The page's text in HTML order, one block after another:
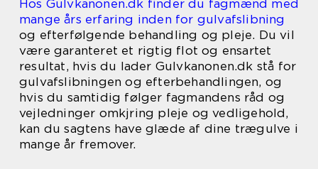
Hos Gulvkanonen.dk finder du fagmænd med
mange års erfaring inden for gulvafslibning
og efterfølgende behandling og pleje. Du vil
være garanteret et rigtig flot og ensartet
resultat, hvis du lader Gulvkanonen.dk stå for
gulvafslibningen og efterbehandlingen, og
hvis du samtidig følger fagmandens råd og
vejledninger omkjring pleje og vedligehold,
kan du sagtens have glæde af dine trægulve i
mange år fremover.